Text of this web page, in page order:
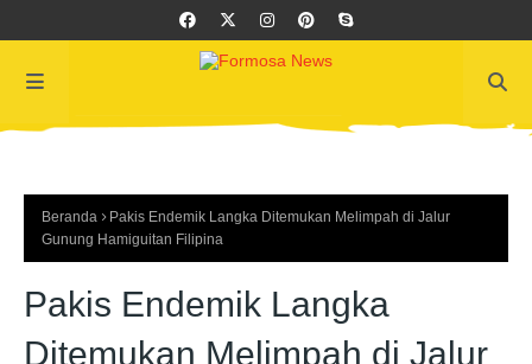
Beranda
Pakis Endemik Langka Ditemukan Melimpah di Jalur
Gunung Hamiguitan Filipina
Pakis Endemik Langka
Ditemukan Melimpah di Jalur